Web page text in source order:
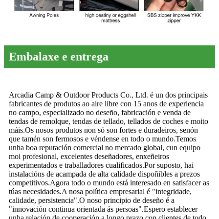
Embalaxe e entrega
Arcadia Camp & Outdoor Products Co., Ltd. é un dos principais
fabricantes de produtos ao aire libre con 15 anos de experiencia
no campo, especializado no deseño, fabricación e venda de
tendas de remolque, tendas de tellado, tellados de coches e moito
máis.Os nosos produtos non só son fortes e duradeiros, senón
que tamén son fermosos e véndense en todo o mundo.Temos
unha boa reputación comercial no mercado global, cun equipo
moi profesional, excelentes deseñadores, enxeñeiros
experimentados e traballadores cualificados.Por suposto, hai
instalacións de acampada de alta calidade dispoñibles a prezos
competitivos.Agora todo o mundo está interesado en satisfacer as
túas necesidades.A nosa política empresarial é "integridade,
calidade, persistencia".O noso principio de deseño é a
"innovación continua orientada ás persoas".Espero establecer